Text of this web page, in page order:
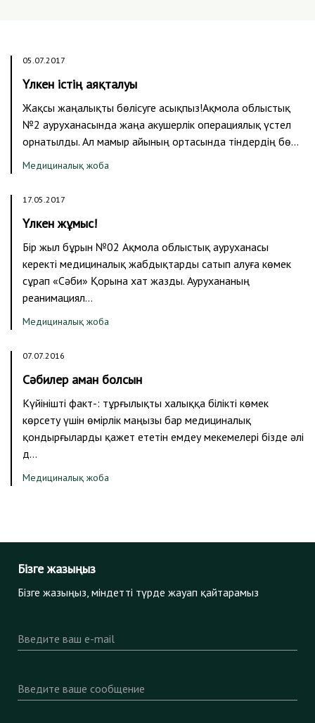
05.07.2017
Үлкен істің аяқталуы
Жақсы жаңалықты бөлісуге асықпыз!Ақмола облыстық
№2 ауруханасында жаңа акушерлік операциялық үстел
орнатылды. Ал мамыр айының ортасында тіндердің бө…
Медициналық жоба
17.05.2017
Үлкен жұмыс!
Бір жыл бұрын №02 Ақмола облыстық ауруханасы
керекті медициналық жабдықтарды сатып алуға көмек
сұрап «Сәби» Қорына хат жазды. Аурухананың
реанимациял…
Медициналық жоба
07.07.2016
Сәбилер аман болсын
Күйінішті факт-: тұрғылықты халыққа білікті көмек
көрсету үшін өмірлік маңызы бар медициналық
қондырғыларды қажет ететін емдеу мекемелері бізде әлі
д…
Медициналық жоба
Бізге жазыңыз
Бізге жазыңыз, міндетті түрде жауап қайтарамыз
Введите ваш e-mail
Введите ваше сообщение